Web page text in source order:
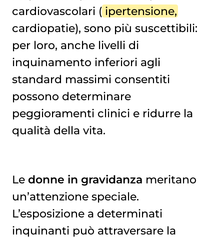
cardiovascolari ( ipertensione,
cardiopatie), sono più suscettibili:
per loro, anche livelli di
inquinamento inferiori agli
standard massimi consentiti
possono determinare
peggioramenti clinici e ridurre la
qualità della vita.
Le donne in gravidanza meritano
un’attenzione speciale.
L’esposizione a determinati
inquinanti può attraversare la